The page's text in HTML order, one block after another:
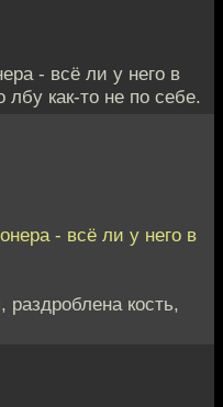
- всё ли у него в
как-то не по себе.
- всё ли у него в
кость,